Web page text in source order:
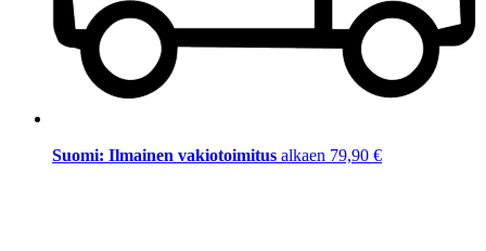
Suomi: Ilmainen vakiotoimitus alkaen 79,90 €